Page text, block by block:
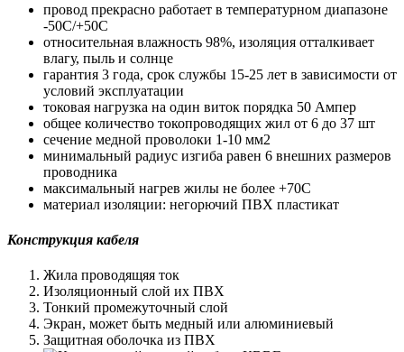
провод прекрасно работает в температурном диапазоне
-50С/+50С
относительная влажность 98%, изоляция отталкивает
влагу, пыль и солнце
гарантия 3 года, срок службы 15-25 лет в зависимости от
условий эксплуатации
токовая нагрузка на один виток порядка 50 Ампер
общее количество токопроводящих жил от 6 до 37 шт
сечение медной проволоки 1-10 мм2
минимальный радиус изгиба равен 6 внешних размеров
проводника
максимальный нагрев жилы не более +70С
материал изоляции: негорючий ПВХ пластикат
Конструкция кабеля
Жила проводящяя ток
Изоляционный слой их ПВХ
Тонкий промежуточный слой
Экран, может быть медный или алюминиевый
Защитная оболочка из ПВХ